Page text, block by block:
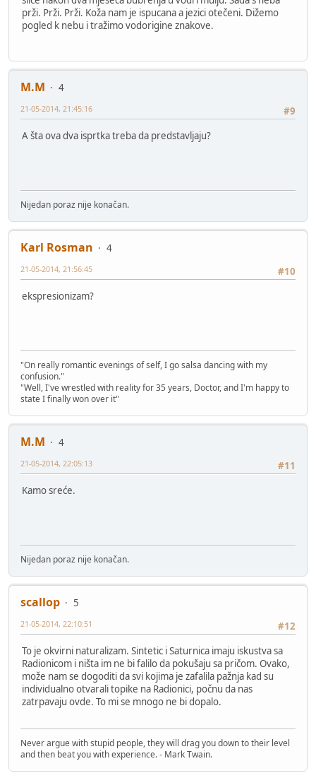
prži. Prži. Prži. Koža nam je ispucana a jezici otečeni. Dižemo
pogled k nebu i tražimo vodorigine znakove.
M.M
4
#9
21-05-2014, 21:45:16
A šta ova dva isprtka treba da predstavljaju?
Nijedan poraz nije konačan.
Karl Rosman
4
#10
21-05-2014, 21:56:45
ekspresionizam?
"On really romantic evenings of self, I go salsa dancing with my
confusion."
"Well, I've wrestled with reality for 35 years, Doctor, and I'm happy to
state I finally won over it"
M.M
4
#11
21-05-2014, 22:05:13
Kamo sreće.
Nijedan poraz nije konačan.
scallop
5
#12
21-05-2014, 22:10:51
To je okvirni naturalizam. Sintetic i Saturnica imaju iskustva sa
Radionicom i ništa im ne bi falilo da pokušaju sa pričom. Ovako,
može nam se dogoditi da svi kojima je zafalila pažnja kad su
individualno otvarali topike na Radionici, počnu da nas
zatrpavaju ovde. To mi se mnogo ne bi dopalo.
Never argue with stupid people, they will drag you down to their level
and then beat you with experience. - Mark Twain.